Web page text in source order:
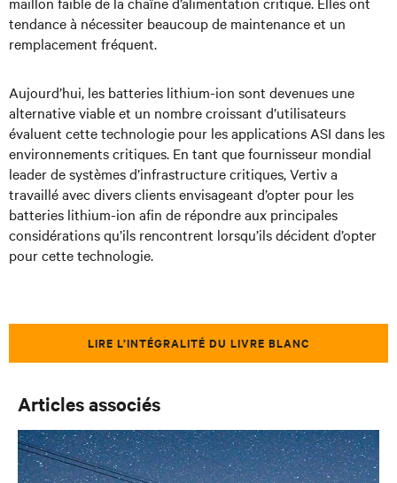
tendance à nécessiter beaucoup de maintenance et un
remplacement fréquent.
Aujourd’hui, les batteries lithium-ion sont devenues une
alternative viable et un nombre croissant d’utilisateurs
évaluent cette technologie pour les applications ASI dans les
environnements critiques. En tant que fournisseur mondial
leader de systèmes d’infrastructure critiques, Vertiv a
travaillé avec divers clients envisageant d’opter pour les
batteries lithium-ion afin de répondre aux principales
considérations qu’ils rencontrent lorsqu’ils décident d’opter
pour cette technologie.
LIRE L’INTÉGRALITÉ DU LIVRE BLANC
Articles associés